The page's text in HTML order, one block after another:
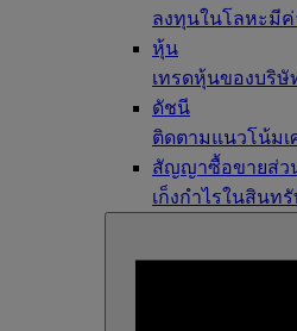
ลงทุนในโลหะมี
หุ้น
เทรดหุ้นของบริ
ดัชนี
ติดตามแนวโน้ม
สัญญาซื้อขายส่ว
เก็งกำไรในสินท